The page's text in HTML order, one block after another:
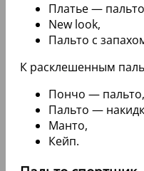
Платье —
New look,
Пальто с
К расклешенным
Пончо — пальто,
Пальто —
Манто,
Кейп.